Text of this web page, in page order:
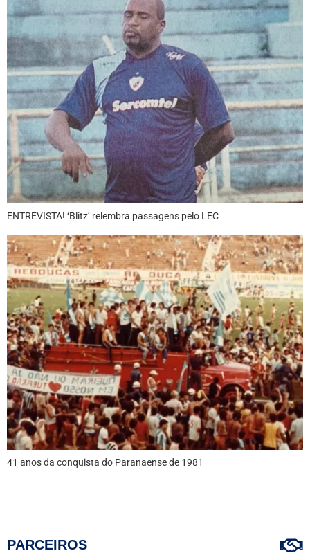
ENTREVISTA! ‘Blitz’ relembra passagens pelo LEC
41 anos da conquista do Paranaense de 1981
PARCEIROS